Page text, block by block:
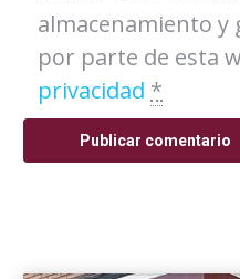
almacenamiento y
por parte de esta
privacidad *
Publicar comentario